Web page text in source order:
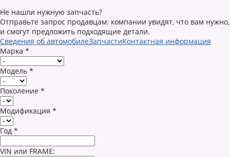
Не нашли нужную запчасть?
Отправьте запрос продавцам: компании увидят, что вам нужно,
и смогут предложить подходящие детали.
Сведения об автомобилеЗапчастиКонтактная информация
Марка *
Модель *
Поколение *
Модификация *
Год *
VIN или FRAME: